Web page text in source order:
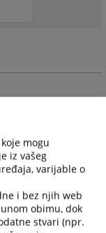
и Е суд
поступка
mogu
iz vašeg
varijable o
i bez njih web
obimu, dok
stvari (npr.